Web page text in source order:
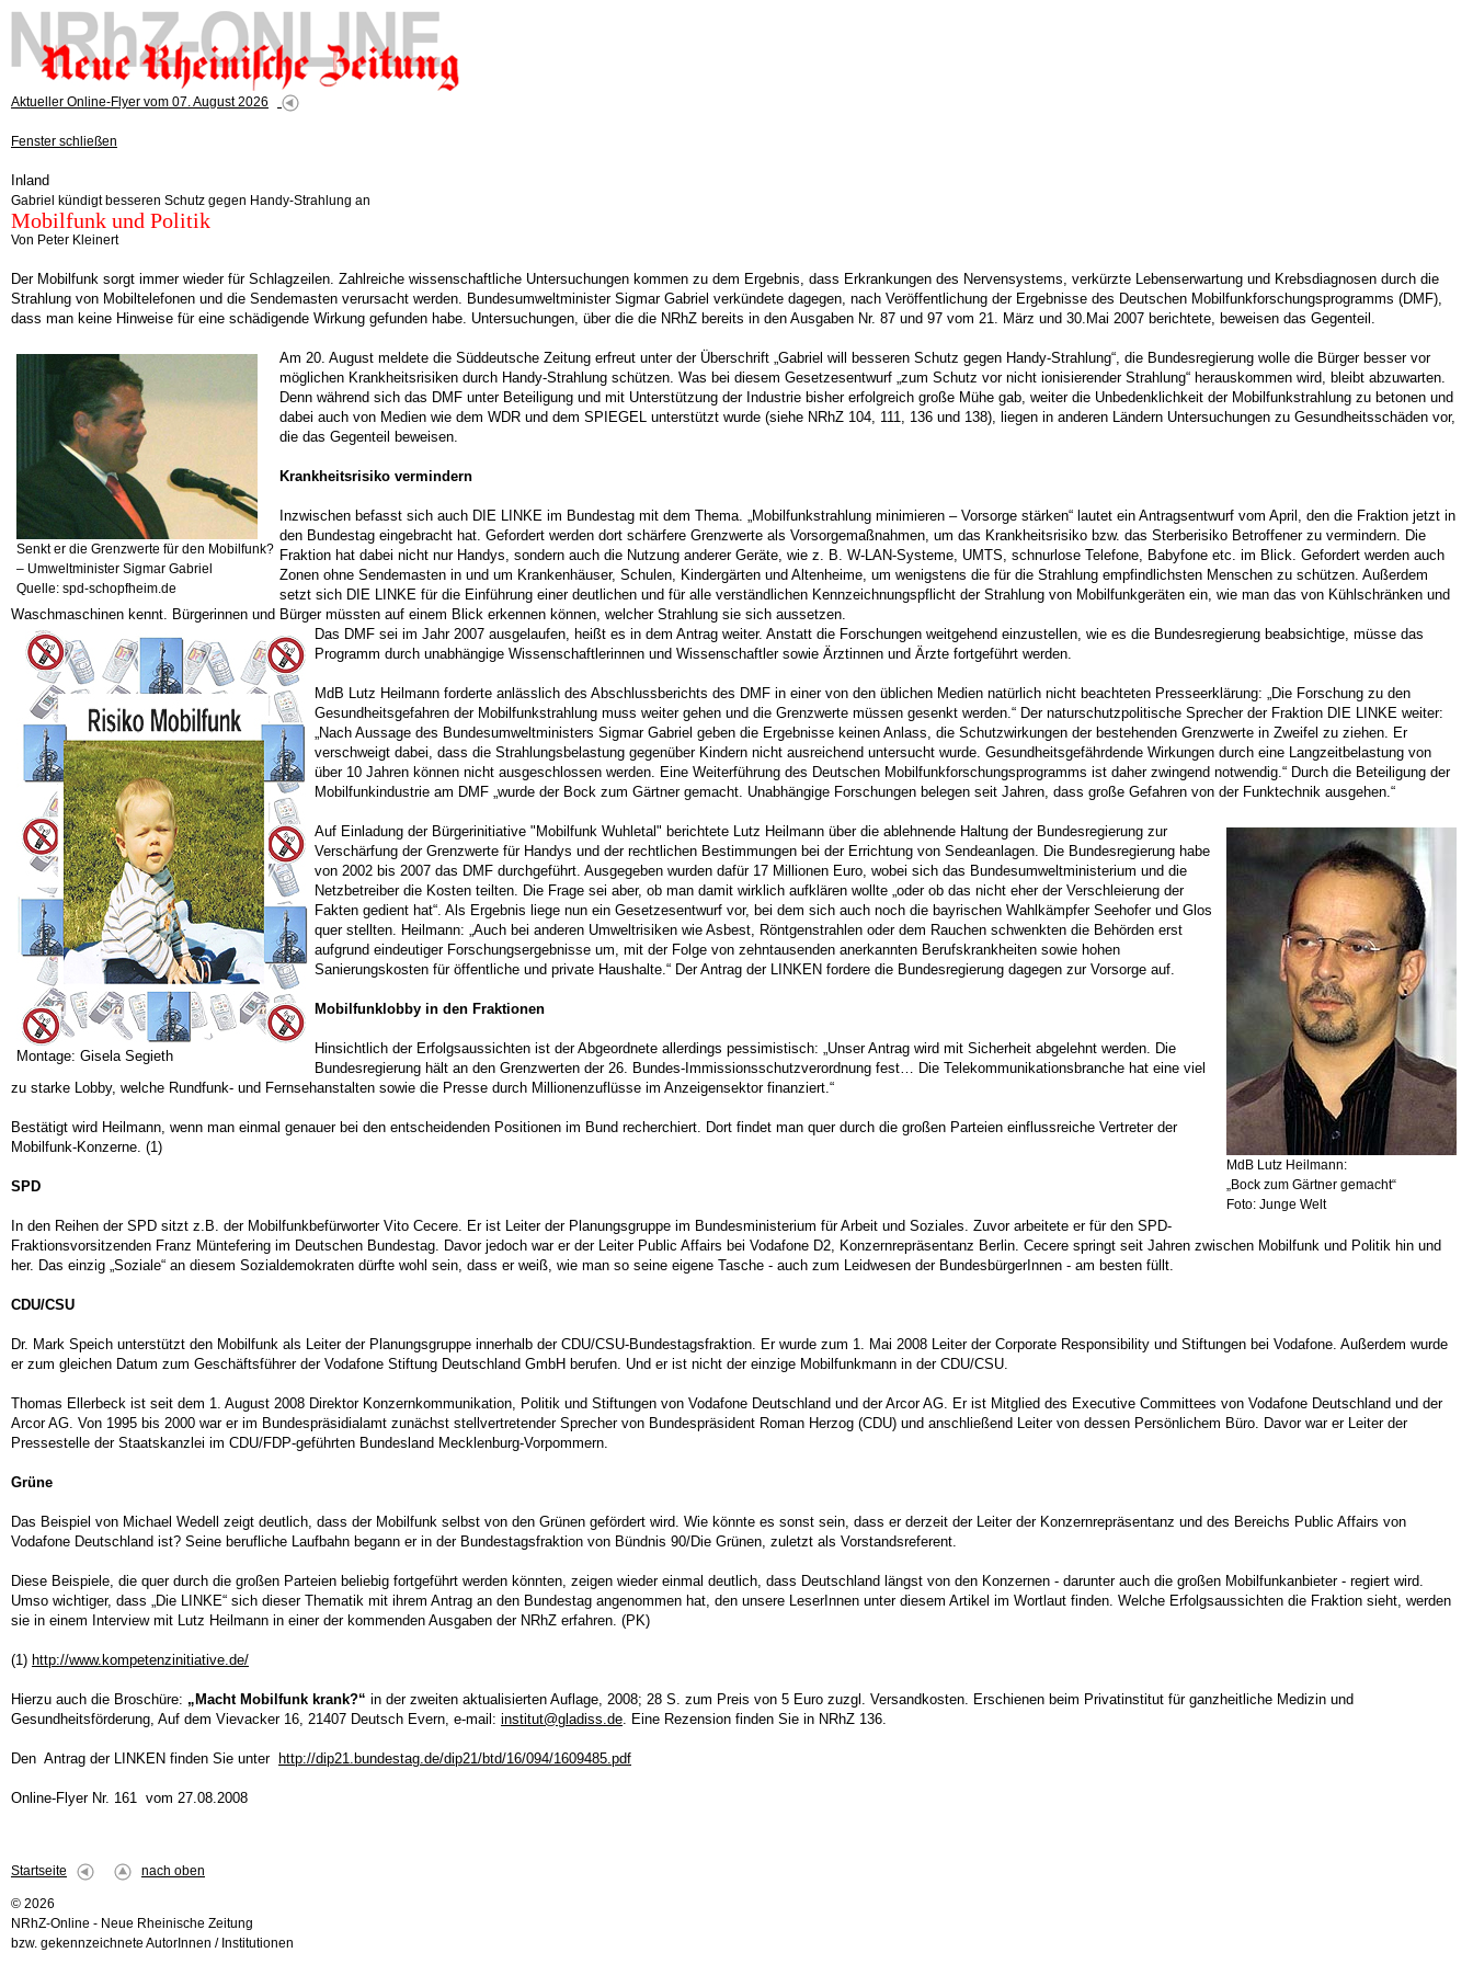
Aktueller Online-Flyer vom 07. August 2026
Fenster schließen
Inland
Gabriel kündigt besseren Schutz gegen Handy-Strahlung an
Mobilfunk und Politik
Von Peter Kleinert
Der Mobilfunk sorgt immer wieder für Schlagzeilen. Zahlreiche wissenschaftliche Untersuchungen kommen zu dem Ergebnis, dass Erkrankungen des Nervensystems, verkürzte Lebenserwartung und Krebsdiagnosen durch die
Strahlung von Mobiltelefonen und die Sendemasten verursacht werden. Bundesumweltminister Sigmar Gabriel verkündete dagegen, nach Veröffentlichung der Ergebnisse des Deutschen Mobilfunkforschungsprogramms (DMF),
dass man keine Hinweise für eine schädigende Wirkung gefunden habe. Untersuchungen, über die die NRhZ bereits in den Ausgaben Nr. 87 und 97 vom 21. März und 30.Mai 2007 berichtete, beweisen das Gegenteil.
Senkt er die Grenzwerte für den Mobilfunk?
– Umweltminister Sigmar Gabriel
Quelle: spd-schopfheim.de
Am 20. August meldete die Süddeutsche Zeitung erfreut unter der Überschrift „Gabriel will besseren Schutz gegen Handy-Strahlung“, die Bundesregierung wolle die Bürger besser vor
möglichen Krankheitsrisiken durch Handy-Strahlung schützen. Was bei diesem Gesetzesentwurf „zum Schutz vor nicht ionisierender Strahlung“ herauskommen wird, bleibt abzuwarten.
Denn während sich das DMF unter Beteiligung und mit Unterstützung der Industrie bisher erfolgreich große Mühe gab, weiter die Unbedenklichkeit der Mobilfunkstrahlung zu betonen und
dabei auch von Medien wie dem WDR und dem SPIEGEL unterstützt wurde (siehe NRhZ 104, 111, 136 und 138), liegen in anderen Ländern Untersuchungen zu Gesundheitsschäden vor,
die das Gegenteil beweisen.
Krankheitsrisiko vermindern
Inzwischen befasst sich auch DIE LINKE im Bundestag mit dem Thema. „Mobilfunkstrahlung minimieren – Vorsorge stärken“ lautet ein Antragsentwurf vom April, den die Fraktion jetzt in
den Bundestag eingebracht hat. Gefordert werden dort schärfere Grenzwerte als Vorsorgemaßnahmen, um das Krankheitsrisiko bzw. das Sterberisiko Betroffener zu vermindern. Die
Fraktion hat dabei nicht nur Handys, sondern auch die Nutzung anderer Geräte, wie z. B. W-LAN-Systeme, UMTS, schnurlose Telefone, Babyfone etc. im Blick. Gefordert werden auch
Zonen ohne Sendemasten in und um Krankenhäuser, Schulen, Kindergärten und Altenheime, um wenigstens die für die Strahlung empfindlichsten Menschen zu schützen. Außerdem
setzt sich DIE LINKE für die Einführung einer deutlichen und für alle verständlichen Kennzeichnungspflicht der Strahlung von Mobilfunkgeräten ein, wie man das von Kühlschränken und
Waschmaschinen kennt. Bürgerinnen und Bürger müssten auf einem Blick erkennen können, welcher Strahlung sie sich aussetzen.
Montage: Gisela Segieth
Das DMF sei im Jahr 2007 ausgelaufen, heißt es in dem Antrag weiter. Anstatt die Forschungen weitgehend einzustellen, wie es die Bundesregierung beabsichtige, müsse das
Programm durch unabhängige Wissenschaftlerinnen und Wissenschaftler sowie Ärztinnen und Ärzte fortgeführt werden.
MdB Lutz Heilmann forderte anlässlich des Abschlussberichts des DMF in einer von den üblichen Medien natürlich nicht beachteten Presseerklärung: „Die Forschung zu den
Gesundheitsgefahren der Mobilfunkstrahlung muss weiter gehen und die Grenzwerte müssen gesenkt werden.“ Der naturschutzpolitische Sprecher der Fraktion DIE LINKE weiter:
„Nach Aussage des Bundesumweltministers Sigmar Gabriel geben die Ergebnisse keinen Anlass, die Schutzwirkungen der bestehenden Grenzwerte in Zweifel zu ziehen. Er
verschweigt dabei, dass die Strahlungsbelastung gegenüber Kindern nicht ausreichend untersucht wurde. Gesundheitsgefährdende Wirkungen durch eine Langzeitbelastung von
über 10 Jahren können nicht ausgeschlossen werden. Eine Weiterführung des Deutschen Mobilfunkforschungsprogramms ist daher zwingend notwendig.“ Durch die Beteiligung der
Mobilfunkindustrie am DMF „wurde der Bock zum Gärtner gemacht. Unabhängige Forschungen belegen seit Jahren, dass große Gefahren von der Funktechnik ausgehen.“
MdB Lutz Heilmann:
„Bock zum Gärtner gemacht“
Foto: Junge Welt
Auf Einladung der Bürgerinitiative "Mobilfunk Wuhletal" berichtete Lutz Heilmann über die ablehnende Haltung der Bundesregierung zur
Verschärfung der Grenzwerte für Handys und der rechtlichen Bestimmungen bei der Errichtung von Sendeanlagen. Die Bundesregierung habe
von 2002 bis 2007 das DMF durchgeführt. Ausgegeben wurden dafür 17 Millionen Euro, wobei sich das Bundesumweltministerium und die
Netzbetreiber die Kosten teilten. Die Frage sei aber, ob man damit wirklich aufklären wollte „oder ob das nicht eher der Verschleierung der
Fakten gedient hat“. Als Ergebnis liege nun ein Gesetzesentwurf vor, bei dem sich auch noch die bayrischen Wahlkämpfer Seehofer und Glos
quer stellten. Heilmann: „Auch bei anderen Umweltrisiken wie Asbest, Röntgenstrahlen oder dem Rauchen schwenkten die Behörden erst
aufgrund eindeutiger Forschungsergebnisse um, mit der Folge von zehntausenden anerkannten Berufskrankheiten sowie hohen
Sanierungskosten für öffentliche und private Haushalte.“ Der Antrag der LINKEN fordere die Bundesregierung dagegen zur Vorsorge auf.
Mobilfunklobby in den Fraktionen
Hinsichtlich der Erfolgsaussichten ist der Abgeordnete allerdings pessimistisch: „Unser Antrag wird mit Sicherheit abgelehnt werden. Die
Bundesregierung hält an den Grenzwerten der 26. Bundes-Immissionsschutzverordnung fest… Die Telekommunikationsbranche hat eine viel
zu starke Lobby, welche Rundfunk- und Fernsehanstalten sowie die Presse durch Millionenzuflüsse im Anzeigensektor finanziert.“
Bestätigt wird Heilmann, wenn man einmal genauer bei den entscheidenden Positionen im Bund recherchiert. Dort findet man quer durch die großen Parteien einflussreiche Vertreter der
Mobilfunk-Konzerne. (1)
SPD
In den Reihen der SPD sitzt z.B. der Mobilfunkbefürworter Vito Cecere. Er ist Leiter der Planungsgruppe im Bundesministerium für Arbeit und Soziales. Zuvor arbeitete er für den SPD-
Fraktionsvorsitzenden Franz Müntefering im Deutschen Bundestag. Davor jedoch war er der Leiter Public Affairs bei Vodafone D2, Konzernrepräsentanz Berlin. Cecere springt seit Jahren zwischen Mobilfunk und Politik hin und
her. Das einzig „Soziale“ an diesem Sozialdemokraten dürfte wohl sein, dass er weiß, wie man so seine eigene Tasche - auch zum Leidwesen der BundesbürgerInnen - am besten füllt.
CDU/CSU
Dr. Mark Speich unterstützt den Mobilfunk als Leiter der Planungsgruppe innerhalb der CDU/CSU-Bundestagsfraktion. Er wurde zum 1. Mai 2008 Leiter der Corporate Responsibility und Stiftungen bei Vodafone. Außerdem wurde
er zum gleichen Datum zum Geschäftsführer der Vodafone Stiftung Deutschland GmbH berufen. Und er ist nicht der einzige Mobilfunkmann in der CDU/CSU.
Thomas Ellerbeck ist seit dem 1. August 2008 Direktor Konzernkommunikation, Politik und Stiftungen von Vodafone Deutschland und der Arcor AG. Er ist Mitglied des Executive Committees von Vodafone Deutschland und der
Arcor AG. Von 1995 bis 2000 war er im Bundespräsidialamt zunächst stellvertretender Sprecher von Bundespräsident Roman Herzog (CDU) und anschließend Leiter von dessen Persönlichem Büro. Davor war er Leiter der
Pressestelle der Staatskanzlei im CDU/FDP-geführten Bundesland Mecklenburg-Vorpommern.
Grüne
Das Beispiel von Michael Wedell zeigt deutlich, dass der Mobilfunk selbst von den Grünen gefördert wird. Wie könnte es sonst sein, dass er derzeit der Leiter der Konzernrepräsentanz und des Bereichs Public Affairs von
Vodafone Deutschland ist? Seine berufliche Laufbahn begann er in der Bundestagsfraktion von Bündnis 90/Die Grünen, zuletzt als Vorstandsreferent.
Diese Beispiele, die quer durch die großen Parteien beliebig fortgeführt werden könnten, zeigen wieder einmal deutlich, dass Deutschland längst von den Konzernen - darunter auch die großen Mobilfunkanbieter - regiert wird.
Umso wichtiger, dass „Die LINKE“ sich dieser Thematik mit ihrem Antrag an den Bundestag angenommen hat, den unsere LeserInnen unter diesem Artikel im Wortlaut finden. Welche Erfolgsaussichten die Fraktion sieht, werden
sie in einem Interview mit Lutz Heilmann in einer der kommenden Ausgaben der NRhZ erfahren. (PK)
(1) http://www.kompetenzinitiative.de/
Hierzu auch die Broschüre: „Macht Mobilfunk krank?“ in der zweiten aktualisierten Auflage, 2008; 28 S. zum Preis von 5 Euro zuzgl. Versandkosten. Erschienen beim Privatinstitut für ganzheitliche Medizin und
Gesundheitsförderung, Auf dem Vievacker 16, 21407 Deutsch Evern, e-mail: institut@gladiss.de. Eine Rezension finden Sie in NRhZ 136.
Den Antrag der LINKEN finden Sie unter http://dip21.bundestag.de/dip21/btd/16/094/1609485.pdf
Online-Flyer Nr. 161 vom 27.08.2008
Startseite nach oben
© 2026
NRhZ-Online - Neue Rheinische Zeitung
bzw. gekennzeichnete AutorInnen / Institutionen